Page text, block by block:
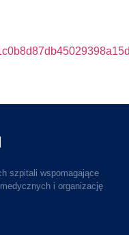
szpitali wspomagające
i organizację